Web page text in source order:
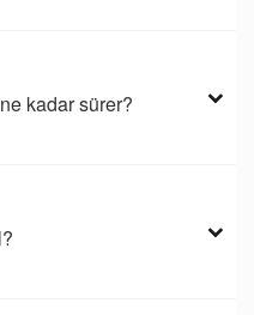
kadar sürer?